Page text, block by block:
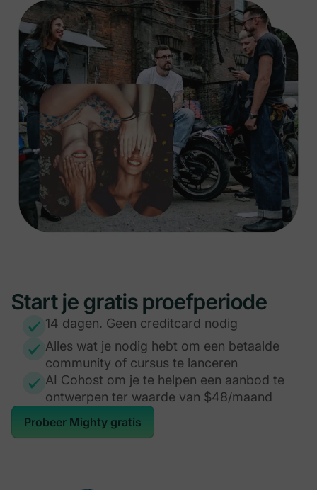
Start je gratis proefperiode
14 dagen. Geen creditcard nodig
Alles wat je nodig hebt om een betaalde
community of cursus te lanceren
AI Cohost om je te helpen een aanbod te
ontwerpen ter waarde van $48/maand
Probeer Mighty gratis